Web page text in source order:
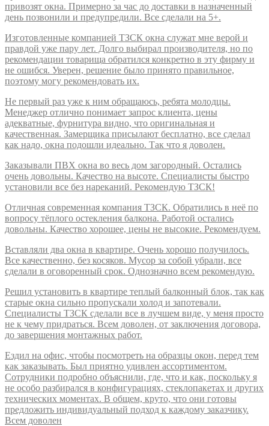
привозят окна. Примерно за час до доставки в назначенный
день позвонили и предупредили. Все сделали на 5+.
Изготовленные компанией ТЗСК окна служат мне верой и
правдой уже пару лет. Долго выбирал производителя, но по
рекомендации товарища обратился конкретно в эту фирму и
не ошибся. Уверен, решение было принято правильное,
поэтому могу рекомендовать их.
Не первый раз уже к ним обращаюсь, ребята молодцы.
Менеджер отлично понимает запрос клиента, цены
адекватные, фурнитура видно, что оригинальная и
качественная. Замерщика присылают бесплатно, все сделал
как надо, окна подошли идеально. Так что я доволен.
Заказывали ПВХ окна во весь дом загородный. Остались
очень довольны. Качество на высоте. Специалисты быстро
установили все без нареканий. Рекомендую ТЗСК!
Отличная современная компания ТЗСК. Обратились в неё по
вопросу тёплого остекления балкона. Работой остались
довольны. Качество хорошее, цены не высокие. Рекомендуем.
Вставляли два окна в квартире. Очень хорошо получилось.
Все качественно, без косяков. Мусор за собой убрали, все
сделали в оговоренный срок. Однозначно всем рекомендую.
Решил установить в квартире теплый балконный блок, так как
старые окна сильно пропускали холод и запотевали.
Специалисты ТЗСК сделали все в лучшем виде, у меня просто
не к чему придраться. Всем доволен, от заключения договора,
до завершения монтажных работ.
Ездил на офис, чтобы посмотреть на образцы окон, перед тем
как заказывать. Был приятно удивлен ассортиментом.
Сотрудники подробно объяснили, где, что и как, поскольку я
не особо разбирался в конфигурациях, стеклопакетах и других
технических моментах. В общем, круто, что они готовы
предложить индивидуальный подход к каждому заказчику.
Всем доволен